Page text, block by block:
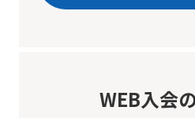
WEB入会